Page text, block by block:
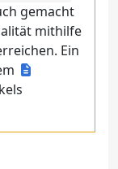
gemacht
mithilfe
Ein